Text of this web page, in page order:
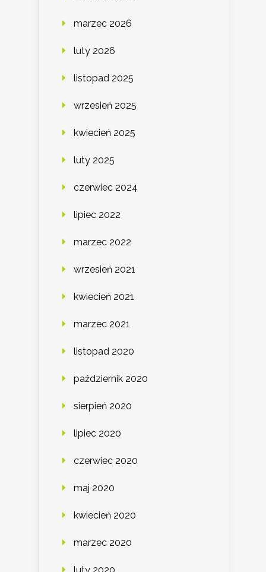
marzec 2026
luty 2026
listopad 2025
wrzesień 2025
kwiecień 2025
luty 2025
czerwiec 2024
lipiec 2022
marzec 2022
wrzesień 2021
kwiecień 2021
marzec 2021
listopad 2020
październik 2020
sierpień 2020
lipiec 2020
czerwiec 2020
maj 2020
kwiecień 2020
marzec 2020
luty 2020